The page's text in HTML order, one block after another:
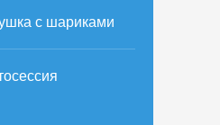
с шариками